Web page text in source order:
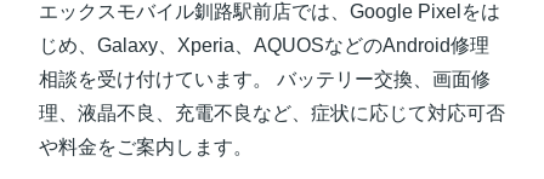
エックスモバイル釧路駅前店では、Google Pixelをは
じめ、Galaxy、Xperia、AQUOSなどのAndroid修理
相談を受け付けています。 バッテリー交換、画面修
理、液晶不良、充電不良など、症状に応じて対応可否
や料金をご案内します。